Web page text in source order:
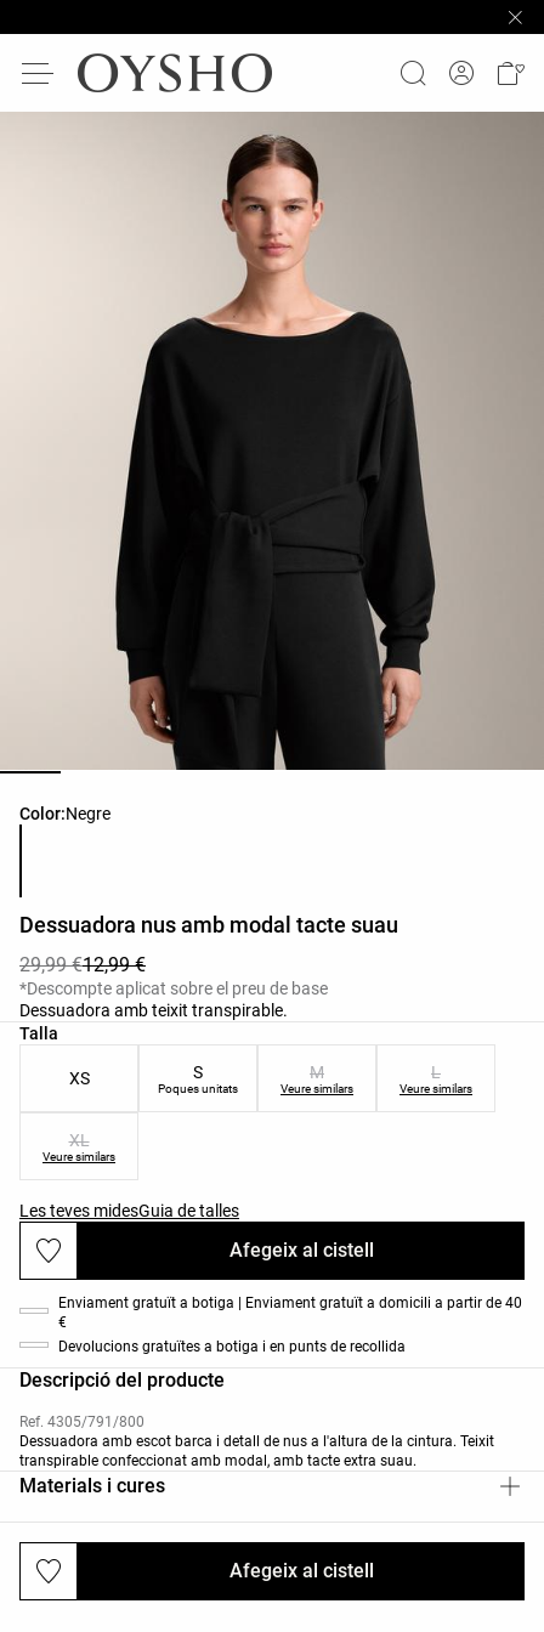
Color:Negre
Llista de colors del producte
Dessuadora nus amb modal tacte suau
29,99 €12,99 €
*Descompte aplicat sobre el preu de base
Dessuadora amb teixit transpirable.
Talla
Llista de talles del producte
XS S
Poques unitats
M
Veure similars
L
Veure similars
XL
Veure similars
Les teves midesGuia de talles
Afegeix al cistell
Afegeix al cistell
Enviament gratuït a botiga | Enviament gratuït a domicili a partir de 40
€
Devolucions gratuïtes a botiga i en punts de recollida
Descripció del producte
Ref. 4305/791/800
Dessuadora amb escot barca i detall de nus a l'altura de la cintura. Teixit
transpirable confeccionat amb modal, amb tacte extra suau.
Materials i cures
Enviaments i devolucions